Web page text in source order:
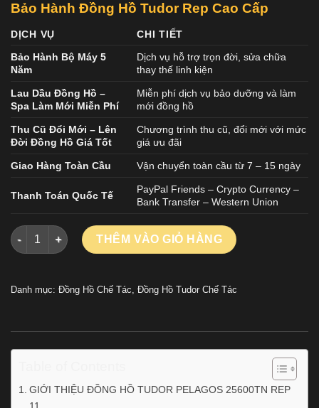
Bảo Hành Đồng Hồ Tudor Rep Cao Cấp
DỊCH VỤ
CHI TIẾT
Bảo Hành Bộ Máy 5
Năm
Dịch vụ hỗ trợ trọn đời, sửa chữa
thay thế linh kiện
Lau Dầu Đồng Hồ –
Spa Làm Mới Miễn Phí
Miễn phí dịch vụ bảo dưỡng và làm
mới đồng hồ
Thu Cũ Đổi Mới – Lên
Đời Đồng Hồ Giá Tốt
Chương trình thu cũ, đổi mới với mức
giá ưu đãi
Giao Hàng Toàn Cầu Vận chuyển toàn cầu từ 7 – 15 ngày
Thanh Toán Quốc Tế
PayPal Friends – Crypto Currency –
Bank Transfer – Western Union
ĐỒNG HỒ TUDOR PELAGOS 25600TN REP 11 VỎ TITANIUM
THÊM VÀO GIỎ HÀNG
Danh mục: Đồng Hồ Chế Tác, Đồng Hồ Tudor Chế Tác
GIỚI THIỆU ĐỒNG HỒ TUDOR PELAGOS 25600TN REP